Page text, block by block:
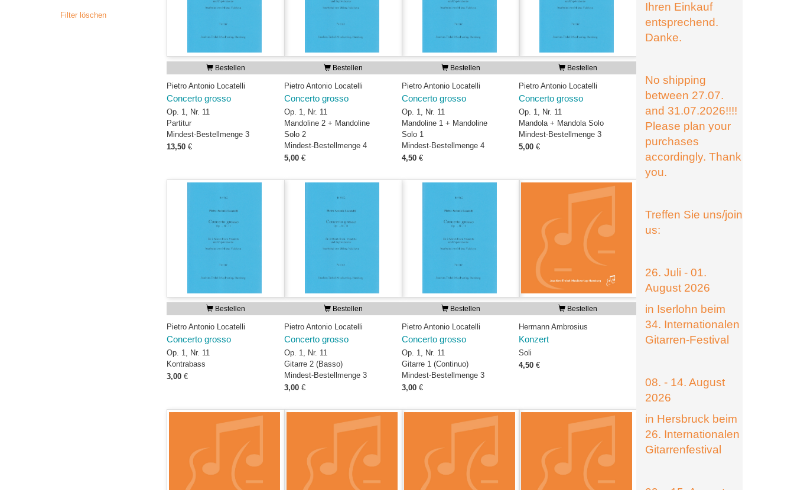
Filter löschen
Bestellen
Pietro Antonio Locatelli
Concerto grosso
Op. 1, Nr. 11
Partitur
Mindest-Bestellmenge 3
13,50 €
Bestellen
Pietro Antonio Locatelli
Concerto grosso
Op. 1, Nr. 11
Mandoline 2 + Mandoline
Solo 2
Mindest-Bestellmenge 4
5,00 €
Bestellen
Pietro Antonio Locatelli
Concerto grosso
Op. 1, Nr. 11
Mandoline 1 + Mandoline
Solo 1
Mindest-Bestellmenge 4
4,50 €
Bestellen
Pietro Antonio Locatelli
Concerto grosso
Op. 1, Nr. 11
Mandola + Mandola Solo
Mindest-Bestellmenge 3
5,00€
Bestellen
Pietro Antonio Locatelli
Concerto grosso
Op. 1, Nr. 11
Kontrabass
3,00 €
Bestellen
Pietro Antonio Locatelli
Concerto grosso
Op. 1, Nr. 11
Gitarre 2 (Basso)
Mindest-Bestellmenge 3
3,00 €
Bestellen
Pietro Antonio Locatelli
Concerto grosso
Op. 1, Nr. 11
Gitarre 1 (Continuo)
Mindest-Bestellmenge 3
3,00 €
Bestellen
Hermann Ambrosius
Konzert
Soli
4,50€
Ihren Einkauf
entsprechend.
Danke.
No shipping
between 27.07.
and 31.07.2026!!!!
Please plan your
purchases
accordingly. Thank
you.
Treffen Sie uns/join
us:
26. Juli - 01.
August 2026
in Iserlohn beim
34. Internationalen
Gitarren-Festival
08. - 14. August
2026
in Hersbruck beim
26. Internationalen
Gitarrenfestival